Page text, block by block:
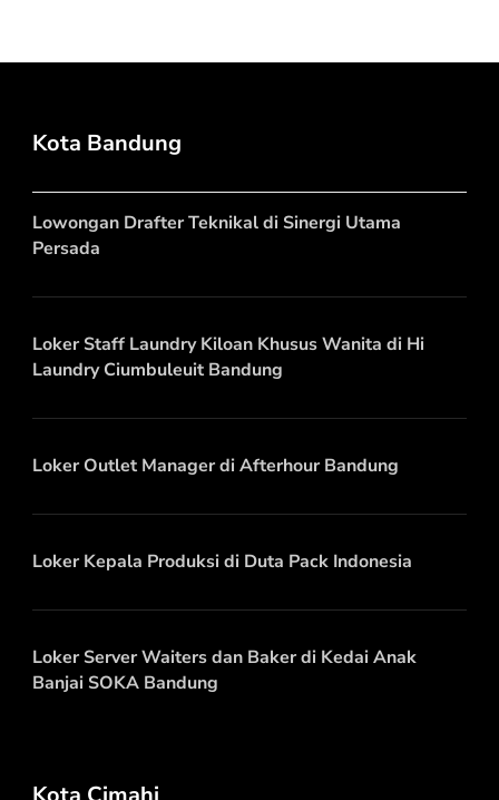
Kota Bandung
Lowongan Drafter Teknikal di Sinergi Utama
Persada
Loker Staff Laundry Kiloan Khusus Wanita di Hi
Laundry Ciumbuleuit Bandung
Loker Outlet Manager di Afterhour Bandung
Loker Kepala Produksi di Duta Pack Indonesia
Loker Server Waiters dan Baker di Kedai Anak
Banjai SOKA Bandung